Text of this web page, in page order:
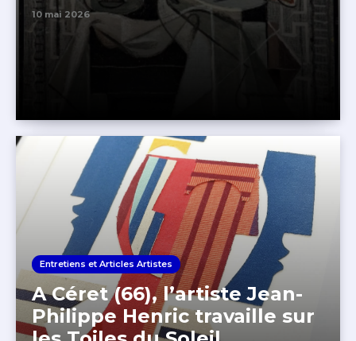
10 mai 2026
Entretiens et Articles Artistes
A Céret (66), l’artiste Jean-
Philippe Henric travaille sur